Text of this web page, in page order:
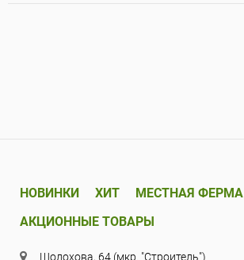
НОВИНКИ ХИТ
МЕСТНАЯ ФЕРМА
АКЦИОННЫЕ ТОВАРЫ
Шолохова, 64 (мкр. "Строитель")